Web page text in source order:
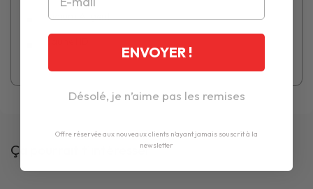
Iridium Argent
Ça pourrait t'intéresser
ENVOYER !
Désolé, je n’aime pas les remises
Offre réservée aux nouveaux clients n'ayant jamais souscrit à la
newsletter